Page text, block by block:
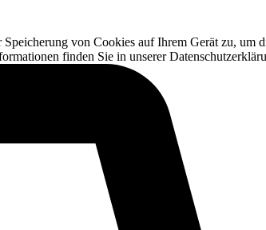
von Cookies auf Ihrem Gerät zu, um
finden Sie in unserer